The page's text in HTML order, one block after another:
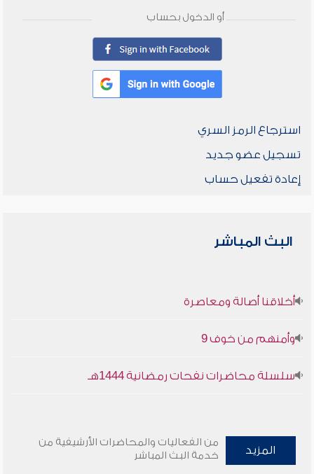
أو الدخول بحساب
استرجاع الرمز السري
تسجيل عضو جديد
إعادة تفعيل حساب
البث المباشر
أخلاقنا أصالة ومعاصرة
وأمنهم من خوف 9
سلسلة محاضرات نفحات رمضانية 1444هـ
المزيد
من الفعاليات والمحاضرات الأرشيفية من
خدمة البث المباشر